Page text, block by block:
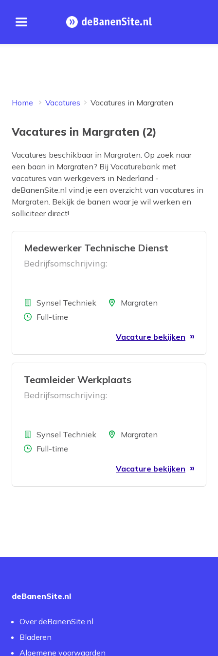
Open menu Homepage
Home Vacatures Vacatures in Margraten
Vacatures in Margraten (2)
Vacatures beschikbaar in Margraten. Op zoek naar
een baan in Margraten? Bij Vacaturebank met
vacatures van werkgevers in Nederland -
deBanenSite.nl vind je een overzicht van vacatures in
Margraten. Bekijk de banen waar je wil werken en
solliciteer direct!
Medewerker Technische Dienst
Bedrijfsomschrijving:
BedrijfSynsel Techniek LocatieMargraten
Aantal uren
Full-time
Vacature bekijken
Teamleider Werkplaats
Bedrijfsomschrijving:
BedrijfSynsel Techniek LocatieMargraten
Aantal uren
Full-time
Vacature bekijken
deBanenSite.nl
Over deBanenSite.nl
Bladeren
Algemene voorwaarden